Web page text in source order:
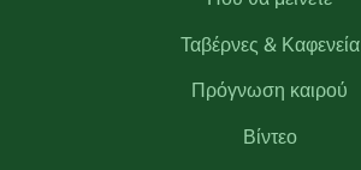
Ταβέρνες & Καφενεία
Πρόγνωση καιρού
Βίντεο